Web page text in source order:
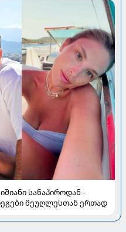
სანაპიროდან -
მეუღლესთან ერთად